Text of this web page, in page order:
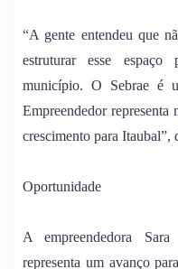
“A gente entendeu que
estruturar esse
município. O Sebrae é
Empreendedor representa
crescimento para Itaubal”,
Oportunidade
A empreendedora
representa um avanço